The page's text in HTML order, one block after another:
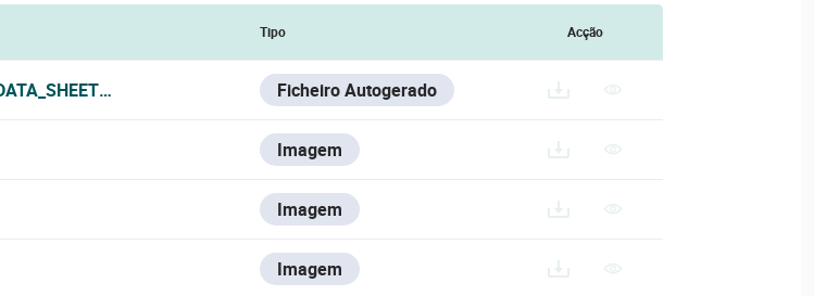
Tipo Acção
Ficheiro Autogerado
Imagem
Imagem
Imagem